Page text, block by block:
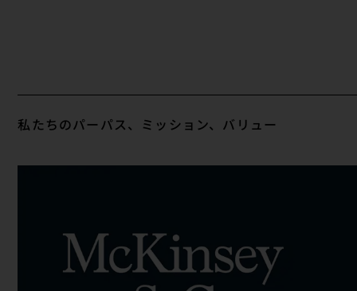
私たちのパーパス、ミッション、バリュー